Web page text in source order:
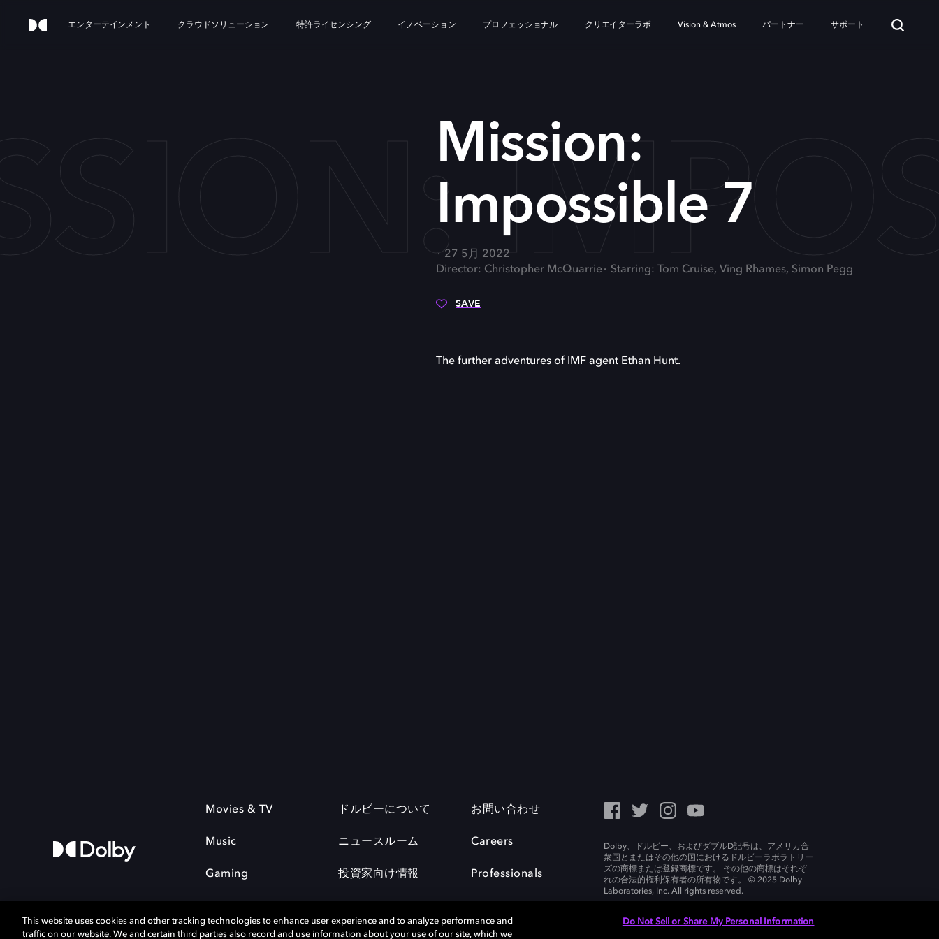
エンターテインメント クラウドソリューション 特許ライセンシング イノベーション プロフェッショナル クリエイターラボ Vision & Atmos パートナー サポート
Mission:
Impossible 7
27 5月 2022
Director: Christopher McQuarrie
Starring: Tom Cruise, Ving Rhames, Simon Pegg
SAVE
The further adventures of IMF agent Ethan Hunt.
Movies & TV
Music
Gaming
ドルビーについて
ニュースルーム
投資家向け情報
お問い合わせ
Careers
Professionals
Dolby、ドルビー、およびダブルD記号は、アメリカ合
衆国とまたはその他の国におけるドルビーラボラトリー
ズの商標または登録商標です。 その他の商標はそれぞ
れの合法的権利保有者の所有物です。 © 2025 Dolby
Laboratories, Inc. All rights reserved.
This website uses cookies and other tracking technologies to enhance user experience and to analyze performance and
traffic on our website. We and certain third parties also record and use information about your use of our site, which we
Do Not Sell or Share My Personal Information